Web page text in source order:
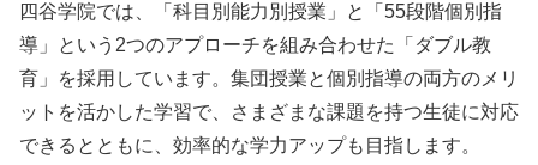
四谷学院では、「科目別能力別授業」と「55段階個別指
導」という2つのアプローチを組み合わせた「ダブル教
育」を採用しています。集団授業と個別指導の両方のメリ
ットを活かした学習で、さまざまな課題を持つ生徒に対応
できるとともに、効率的な学力アップも目指します。